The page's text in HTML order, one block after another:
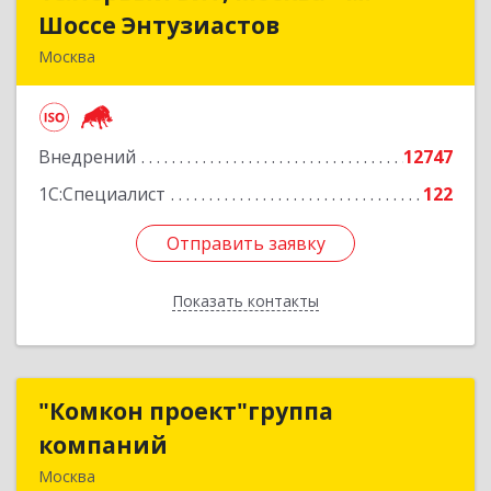
Шоссе Энтузиастов
Москва
Внедрений
12747
1С:Специалист
122
Отправить заявку
Показать контакты
Шоссе Энтузиастов
Подробнее
Отправить заявку
Назад
"Комкон проект"группа
компаний
Москва
"Комкон проект"группа